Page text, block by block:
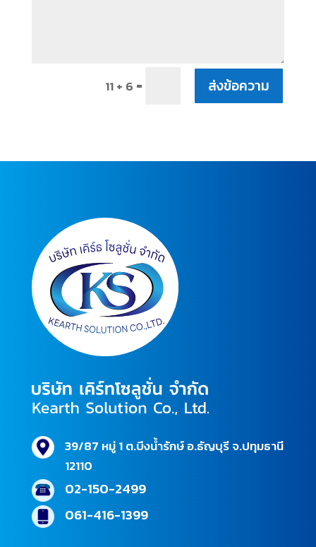
11 + 6 = ส่งข้อความ
39/87 หมู่ 1 ต.บึงน้ำรักษ์ อ.ธัญบุรี จ.ปทุมธานี
12110
02-150-2499
061-416-1399